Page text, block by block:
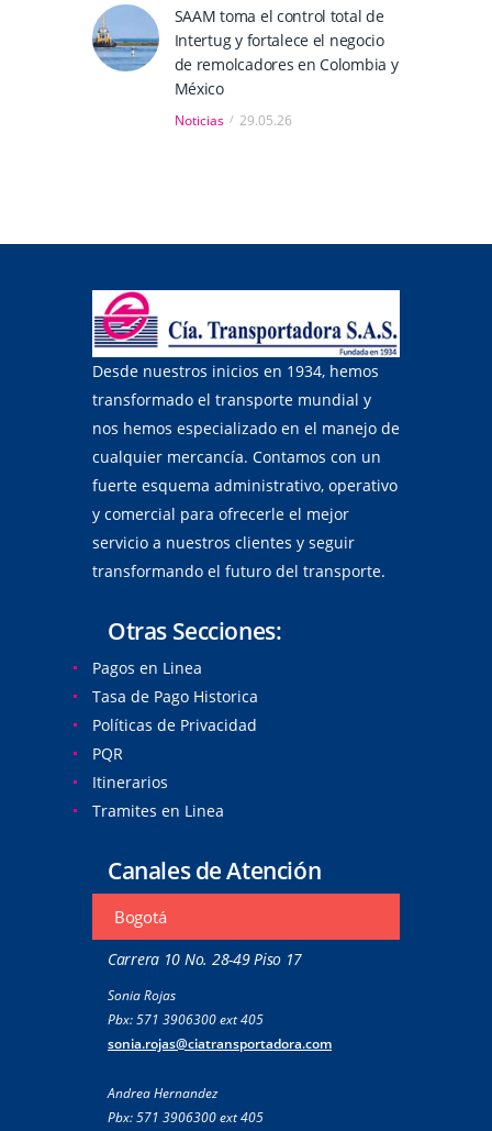
SAAM toma el control total de
Intertug y fortalece el negocio
de remolcadores en Colombia y
México
Noticias 29.05.26
Desde nuestros inicios en 1934, hemos
transformado el transporte mundial y
nos hemos especializado en el manejo de
cualquier mercancía. Contamos con un
fuerte esquema administrativo, operativo
y comercial para ofrecerle el mejor
servicio a nuestros clientes y seguir
transformando el futuro del transporte.
Otras Secciones:
Pagos en Linea
Tasa de Pago Historica
Políticas de Privacidad
PQR
Itinerarios
Tramites en Linea
Canales de Atención
Bogotá
Carrera 10 No. 28-49 Piso 17
Sonia Rojas
Pbx: 571 3906300 ext 405
sonia.rojas@ciatransportadora.com
Andrea Hernandez
Pbx: 571 3906300 ext 405